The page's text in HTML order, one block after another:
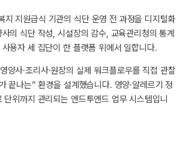
지 지원급식 기관의 식단 운영 전 과정을 디지털화
의 식단 작성, 시설장의 감수, 교육관리청의 통계
용자 세 집단이 한 플랫폼 위에서 일합니다.
양사·조리사·원장의 실제 워크플로우를 직접 관찰
끝나는” 환경을 설계했습니다. 영양·알레르기 정
위까지 관리되는 엔드투엔드 업무 시스템입니